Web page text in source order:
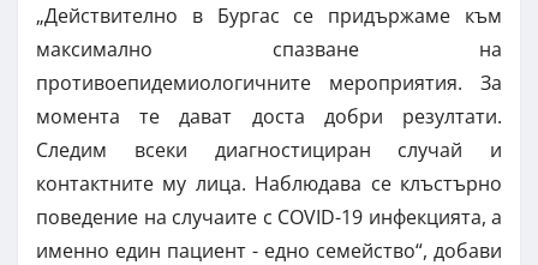
„Действително в Бургас се придържаме към
максимално спазване на
противоепидемиологичните мероприятия. За
момента те дават доста добри резултати.
Следим всеки диагностициран случай и
контактните му лица. Наблюдава се клъстърно
поведение на случаите с COVID-19 инфекцията, а
именно един пациент - едно семейство“, добави